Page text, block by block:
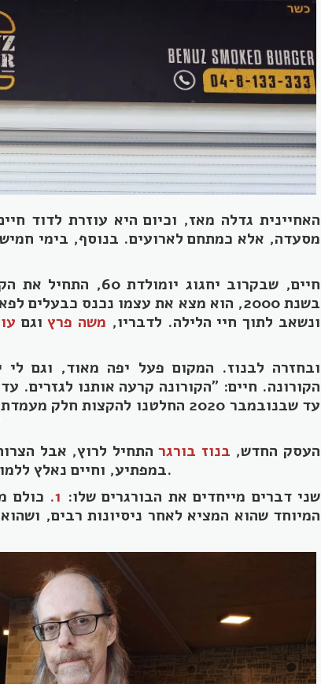
האחיינית גדלה מאז, וכיום היא עוזרת לדוד
חיים, שבקרוב יחגוג
בשנת 2000, הוא מצא את עצמו נכנס כבעלים לפאב מזרחי ותיק ופופולארי בשם "
ונשאב לתוך חיי הלילה. לדבריו, משה פרץוגם
ובחזרה לבנוז. המקום פעל יפה מאוד, וגם
הקורונה. חיים: "הקורונה קרעה אותנו לגזרים.
עד שבנובמבר 2020 החלטנו
העסק החדש, בנוז בורגרהתחיל לרוץ, אבל
במפתיע, וחיים נאלץ ללמוד לבד איך להכין בורגרים ואיך לתבל אותם.
שני דברים מייחדים את הבורגרים שלו: 1. כולם
המיוחד שהוא המציא לאחר ניסיונות רבים,